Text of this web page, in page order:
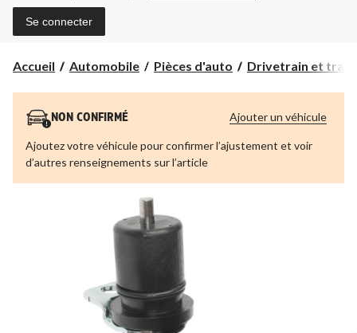
Se connecter
Accueil Automobile Pièces d'auto Drivetrain et
NON CONFIRMÉ
Ajoutez votre véhicule pour confirmer l’ajustement et voir
d’autres renseignements sur l’article
Ajouter un véhicule